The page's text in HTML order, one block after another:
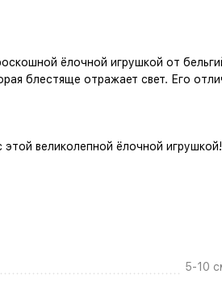
ёлочной игрушкой от
блестяще отражает свет. Его
великолепной ёлочной игрушкой!
5-10